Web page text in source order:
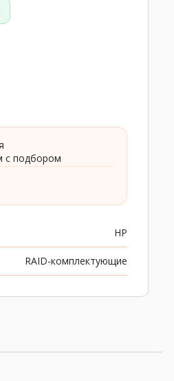
подбором
HP
RAID-комплектующие